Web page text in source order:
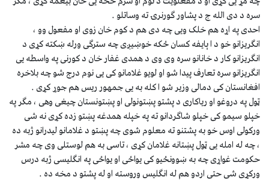
سره د دی الله ج د پشاور ګورنرۍ ته وساتلو .
احدی په اړه هم خلک ویی چه دی هم د کوم خان زوی او مفعول وو ،
انګریزانو خو د ا ېایفه کسان ځکه خوښیږی چه سترګی ورله ښکته کړی د
انګریزانو کار د خانانو سره وی وی د همدی غفار خان د کورنی په واسطه یی
انګریزانو سره تعارف پیدا شو او لویو غلامانو کی یی نوم درج شو چه بلاخره
افغانستان کی دمالی وزیر شو ا کله به یی جمهور ریس هم جوړ کړی .
ټول په دروغو او ریاکاری د پشتو پښتونولی او پښتونستان چیغی وهی ، مګر په
خپلو سیمو کی خپلو شاګردانو ته په خپله همدغه پښتو زده کړی نه شی
ورکولی اوس خو به پشتنو ته معلوم شوی چه پښتو د غلامانو لیدرانو ژبه ده
، چه له امله یی ټول پښتانه غلامان کړی ، تاسی به هم لوستلی وی چه مشر
حکومت غواړی چه به ښوونځیو کی یواځی او یواځی په انګلیسی ژبه درس
ورکړی شی حتی اردو هم له انګلیس وروسته او له پشتو د مخه ده .